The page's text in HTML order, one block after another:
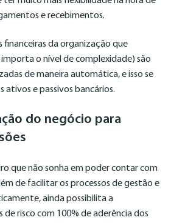
e recebimentos.
financeiras da organização que
o nível de complexidade) são
de maneira automática, e isso se
ativos e passivos bancários.
do negócio para
que não sonha em poder contar com
de facilitar os processos de gestão e
ainda possibilita a
de risco com 100% de aderência dos